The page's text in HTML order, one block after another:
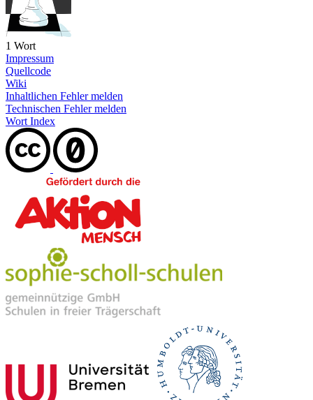
1 Wort
Impressum
Quellcode
Wiki
Inhaltlichen Fehler melden
Technischen Fehler melden
Wort Index